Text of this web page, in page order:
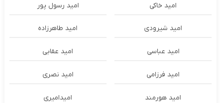
امید خاکی امید رسول پور
امید شیرودی امید طاهرزاده
امید عباسی امید عقابی
امید فرزامی امید نصری
امید هورمند امیدامیری